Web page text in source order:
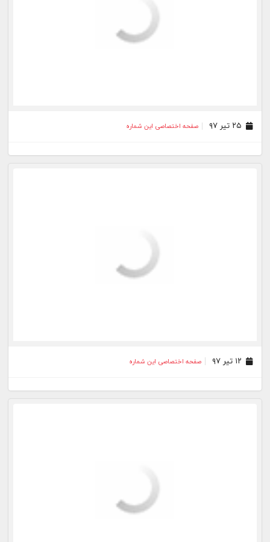
صفحه اختصاصی این شماره
صفحه اختصاصی این شماره